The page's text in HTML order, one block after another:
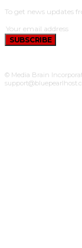
To get news updates
SUBSCRIBE
© Media Brain